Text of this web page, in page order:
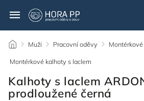
/ Muži / Pracovní oděvy /
Montérkové kalhoty s laclem
Kalhoty s laclem
prodloužené černá